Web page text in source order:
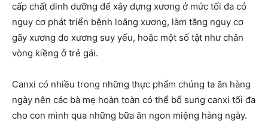
cấp chất dinh dưỡng để xây dựng xương ở mức tối đa có
nguy cơ phát triển bệnh loãng xương, làm tăng nguy cơ
gãy xương do xương suy yếu, hoặc một số tật như chân
vòng kiềng ở trẻ gái.
Canxi có nhiều trong những thực phẩm chúng ta ăn hàng
ngày nên các bà mẹ hoàn toàn có thể bổ sung canxi tối đa
cho con mình qua những bữa ăn ngon miệng hàng ngày.